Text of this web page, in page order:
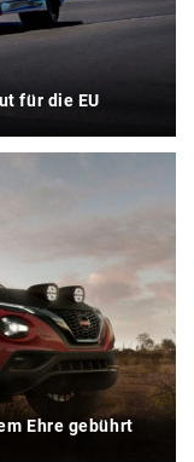
für die EU
Ehre gebührt